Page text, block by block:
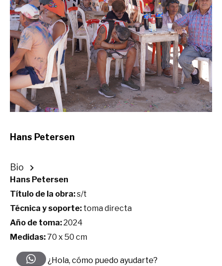
Hans Petersen
Bio
Hans Petersen
Título de la obra:s/t
Técnica y soporte: toma directa
Año de toma:2024
Medidas:70 x 50 cm
¿Hola, cómo puedo ayudarte?